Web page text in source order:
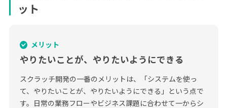
ット
メリット
やりたいことが、やりたいようにできる
スクラッチ開発の一番のメリットは、「システムを使っ
て、やりたいことが、やりたいようにできる」という点で
す。日常の業務フローやビジネス課題に合わせて一からシ